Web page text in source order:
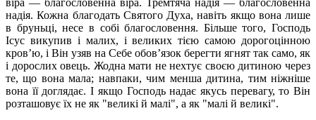
віра — благословенна віра. Тремтяча надія — благословенна
надія. Кожна благодать Святого Духа, навіть якщо вона лише
в бруньці, несе в собі благословення. Більше того, Господь
Ісус викупив і малих, і великих тією самою дорогоцінною
кров’ю, і Він узяв на Себе обов’язок берегти ягнят так само, як
і дорослих овець. Жодна мати не нехтує своєю дитиною через
те, що вона мала; навпаки, чим менша дитина, тим ніжніше
вона її доглядає. І якщо Господь надає якусь перевагу, то Він
розташовує їх не як "великі й малі", а як "малі й великі".